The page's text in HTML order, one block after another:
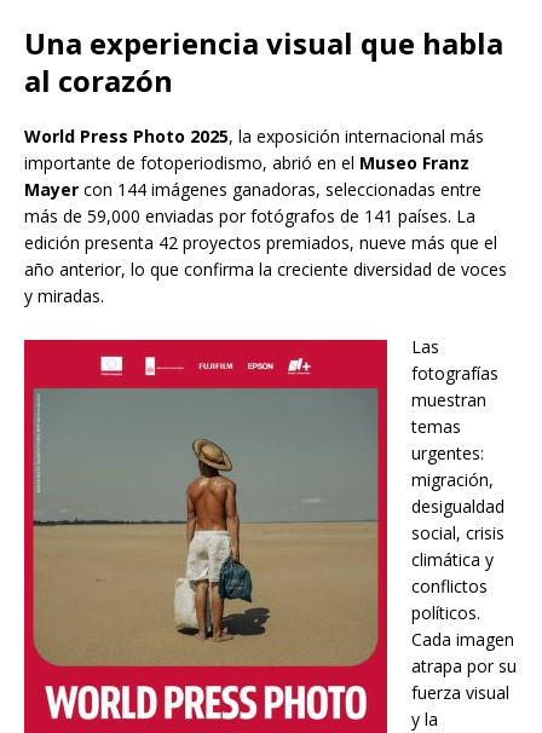
Una experiencia visual que habla
al corazón
World Press Photo 2025, la exposición internacional más
importante de fotoperiodismo, abrió en el Museo Franz
Mayer con 144 imágenes ganadoras, seleccionadas entre
más de 59,000 enviadas por fotógrafos de 141 países. La
edición presenta 42 proyectos premiados, nueve más que el
año anterior, lo que confirma la creciente diversidad de voces
y miradas.
Las
fotografías
muestran
temas
urgentes:
migración,
desigualdad
social, crisis
climática y
conflictos
políticos.
Cada imagen
atrapa por su
fuerza visual
y la